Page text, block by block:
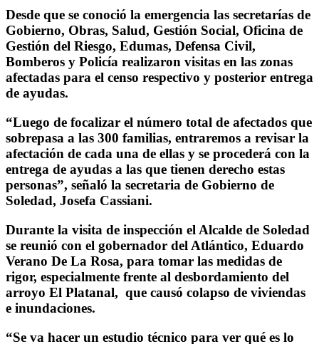
Desde que se conoció la emergencia las secretarías de
Gobierno, Obras, Salud, Gestión Social, Oficina de
Gestión del Riesgo, Edumas, Defensa Civil,
Bomberos y Policía realizaron visitas en las zonas
afectadas para el censo respectivo y posterior entrega
de ayudas.
“Luego de focalizar el número total de afectados que
sobrepasa a las 300 familias, entraremos a revisar la
afectación de cada una de ellas y se procederá con la
entrega de ayudas a las que tienen derecho estas
personas”, señaló la secretaria de Gobierno de
Soledad, Josefa Cassiani.
Durante la visita de inspección el Alcalde de Soledad
se reunió con el gobernador del Atlántico, Eduardo
Verano De La Rosa, para tomar las medidas de
rigor, especialmente frente al desbordamiento del
arroyo El Platanal, que causó colapso de viviendas
e inundaciones.
“Se va hacer un estudio técnico para ver qué es lo